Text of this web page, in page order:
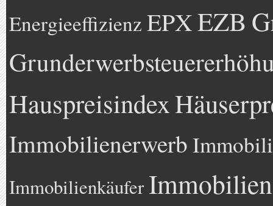
Energieeffizienz EPXEZB
Hauspreisindex
Immobilienerwerb
Immobilienkäufer